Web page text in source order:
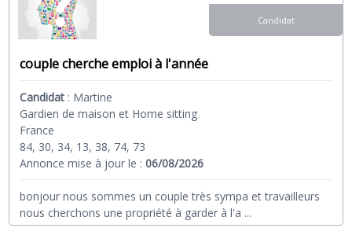
couple cherche emploi à l'année
Candidat : Martine
Gardien de maison et Home sitting
France
84, 30, 34, 13, 38, 74, 73
Annonce mise à jour le :06/08/2026
bonjour nous sommes un couple très sympa et travailleurs
nous cherchons une propriété à garder à l'a ...
Candidat